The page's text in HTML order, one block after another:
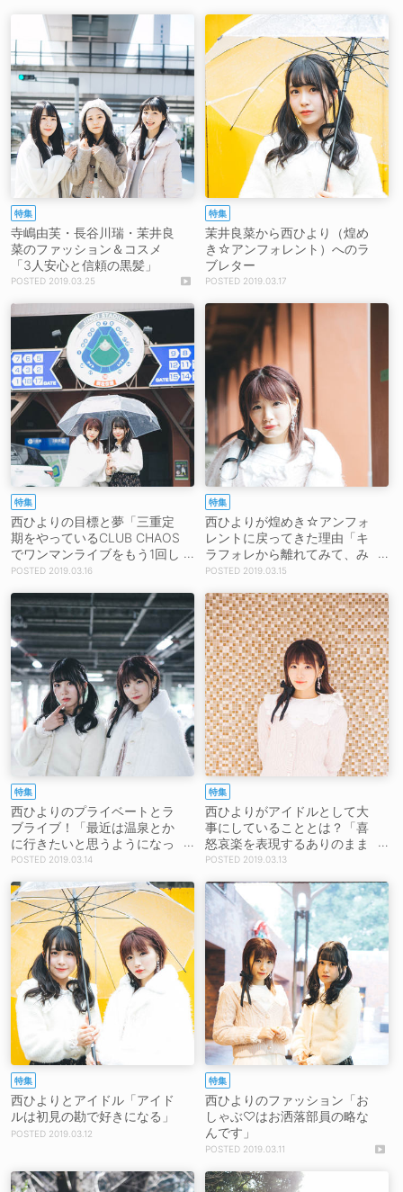
特集
寺嶋由芙・長谷川瑞・茉井良
菜のファッション＆コスメ
「3人安心と信頼の黒髪」
2019.03.25
特集
茉井良菜から西ひより（煌め
き☆アンフォレント）へのラ
ブレター
2019.03.17
特集
西ひよりの目標と夢「三重定
期をやっているCLUB CHAOS
でワンマンライブをもう1回し
たい」 2019.03.16
特集
西ひよりが煌めき☆アンフォ
レントに戻ってきた理由「キ
ラフォレから離れてみて、み
んなの大きさやありがたさに
2019.03.15
特集
西ひよりのプライベートとラ
ブライブ！「最近は温泉とか
に行きたいと思うようになっ
てきた」2019.03.14
特集
西ひよりがアイドルとして大
事にしていることとは？「喜
怒哀楽を表現するありのまま
の自分が愛されるアイドルで
2019.03.13
特集
西ひよりとアイドル「アイド
ルは初見の勘で好きになる」
2019.03.12
特集
西ひよりのファッション「お
しゃぶ♡はお洒落部員の略な
んです」
2019.03.11